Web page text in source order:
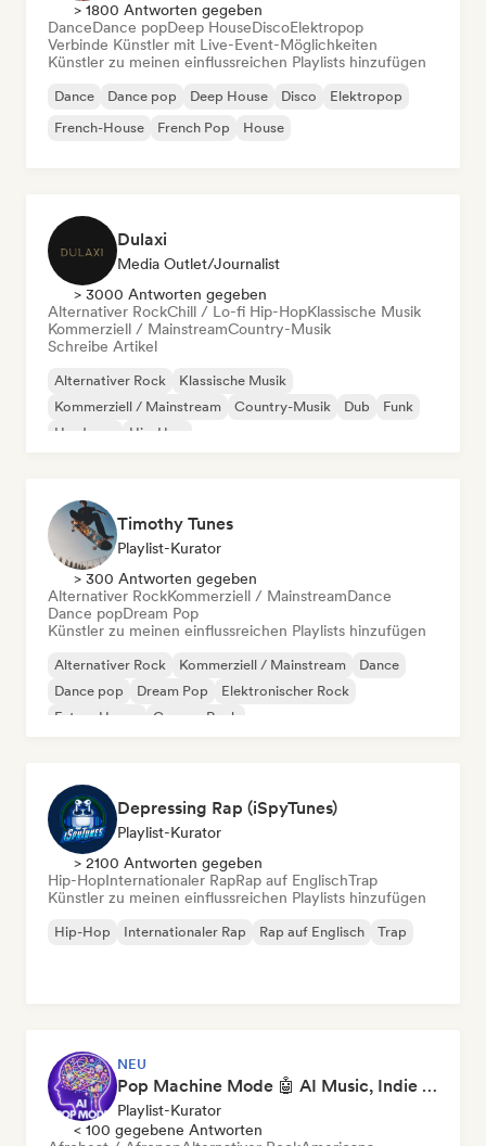
> 1800 Antworten gegeben
DanceDance popDeep HouseDiscoElektropop
Verbinde Künstler mit Live-Event-Möglichkeiten
Künstler zu meinen einflussreichen Playlists hinzufügen
Dance Dance pop Deep House Disco
Elektropop
French-House
French Pop House
Dulaxi
Media Outlet/Journalist
> 3000 Antworten gegeben
Alternativer RockChill / Lo-fi Hip-HopKlassische Musik
Kommerziell / MainstreamCountry-Musik
Schreibe Artikel
Alternativer Rock
Klassische Musik
Kommerziell / Mainstream
Country-Musik Dub
Funk
Hardcore
Hip-Hop
Timothy Tunes
Playlist-Kurator
> 300 Antworten gegeben
Alternativer RockKommerziell / MainstreamDance
Dance popDream Pop
Künstler zu meinen einflussreichen Playlists hinzufügen
Alternativer Rock Kommerziell / Mainstream
Dance
Dance pop
Dream Pop
Elektronischer Rock
Future House
Garage-Rock
Depressing Rap (iSpyTunes)
Playlist-Kurator
> 2100 Antworten gegeben
Hip-HopInternationaler RapRap auf EnglischTrap
Künstler zu meinen einflussreichen Playlists hinzufügen
Hip-Hop Internationaler Rap Rap auf Englisch Trap
NEU
Pop Machine Mode 🤖 AI Music, Indie Pop & Dream Pop
Playlist-Kurator
< 100 gegebene Antworten